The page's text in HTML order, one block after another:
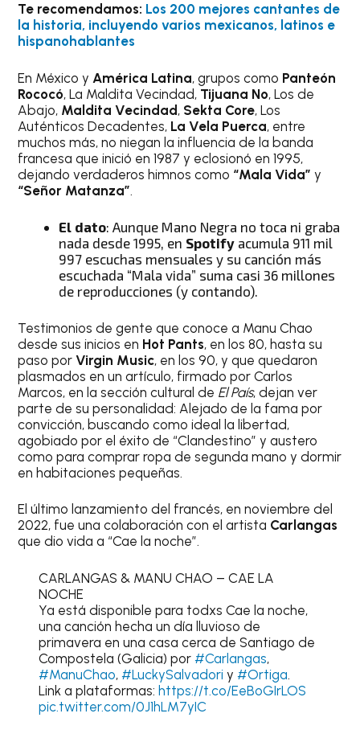
Te recomendamos: Los 200 mejores cantantes de
la historia, incluyendo varios mexicanos, latinos e
hispanohablantes
En México y América Latina, grupos como Panteón
Rococó, La Maldita Vecindad, Tijuana No, Los de
Abajo, Maldita Vecindad, Sekta Core, Los
Auténticos Decadentes, La Vela Puerca, entre
muchos más, no niegan la influencia de la banda
francesa que inició en 1987 y eclosionó en 1995,
dejando verdaderos himnos como “Mala Vida” y
“Señor Matanza”.
El dato: Aunque Mano Negra no toca ni graba
nada desde 1995, en Spotify acumula 911 mil
997 escuchas mensuales y su canción más
escuchada “Mala vida” suma casi 36 millones
de reproducciones (y contando).
Testimonios de gente que conoce a Manu Chao
desde sus inicios en Hot Pants, en los 80, hasta su
paso porVirgin Music, en los 90, y que quedaron
plasmados en un artículo, firmado por Carlos
Marcos, en la sección cultural de El País, dejan ver
parte de su personalidad: Alejado de la fama por
convicción, buscando como ideal la libertad,
agobiado por el éxito de “Clandestino” y austero
como para comprar ropa de segunda mano y dormir
en habitaciones pequeñas.
El último lanzamiento del francés, en noviembre del
2022, fue una colaboración con el artista Carlangas
que dio vida a “Cae la noche”.
CARLANGAS & MANU CHAO – CAE LA
NOCHE
Ya está disponible para todxs Cae la noche,
una canción hecha un día lluvioso de
primavera en una casa cerca de Santiago de
Compostela (Galicia) por #Carlangas,
#ManuChao, #LuckySalvadoriy #Ortiga.
Link a plataformas: https://t.co/EeBoGIrLOS
pic.twitter.com/0J1hLM7yIC